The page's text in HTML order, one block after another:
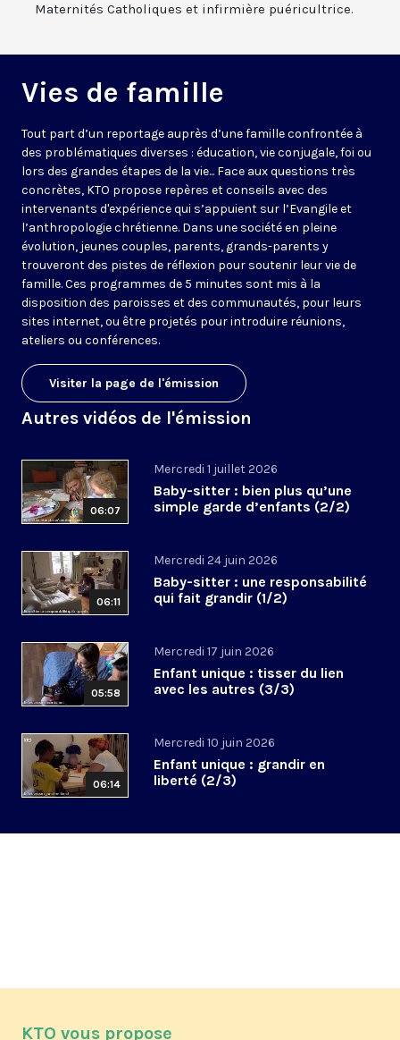
Maternités Catholiques et infirmière puéricultrice.
Vies de famille
Tout part d’un reportage auprès d’une famille confrontée à
des problématiques diverses : éducation, vie conjugale, foi ou
lors des grandes étapes de la vie... Face aux questions très
concrètes, KTO propose repères et conseils avec des
intervenants d'expérience qui s’appuient sur l’Evangile et
l’anthropologie chrétienne. Dans une société en pleine
évolution, jeunes couples, parents, grands-parents y
trouveront des pistes de réflexion pour soutenir leur vie de
famille. Ces programmes de 5 minutes sont mis à la
disposition des paroisses et des communautés, pour leurs
sites internet, ou être projetés pour introduire réunions,
ateliers ou conférences.
Visiter la page de l'émission
Autres vidéos de l'émission
06:07
Mercredi 1 juillet 2026
Baby-sitter : bien plus qu’une
simple garde d’enfants (2/2)
06:11
Mercredi 24 juin 2026
Baby-sitter : une responsabilité
qui fait grandir (1/2)
05:58
Mercredi 17 juin 2026
Enfant unique : tisser du lien
avec les autres (3/3)
06:14
Mercredi 10 juin 2026
Enfant unique : grandir en
liberté (2/3)
KTO vous propose